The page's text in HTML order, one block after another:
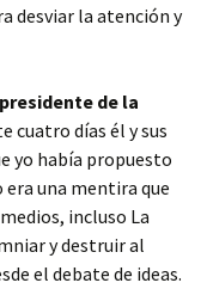
desviar la atención y
de la
cuatro días él y sus
yo había propuesto
era una mentira que
incluso La
y destruir al
el debate de ideas.